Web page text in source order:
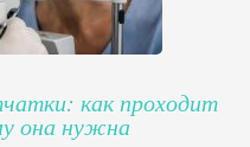
как проходит
она нужна